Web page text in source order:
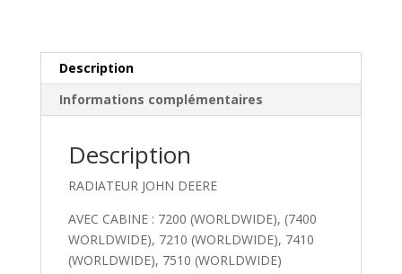
7210
(WORLDWIDE),
7410
Description
Informations complémentaires
Description
RADIATEUR JOHN DEERE
AVEC CABINE : 7200 (WORLDWIDE), (7400
WORLDWIDE), 7210 (WORLDWIDE), 7410
(WORLDWIDE), 7510 (WORLDWIDE)